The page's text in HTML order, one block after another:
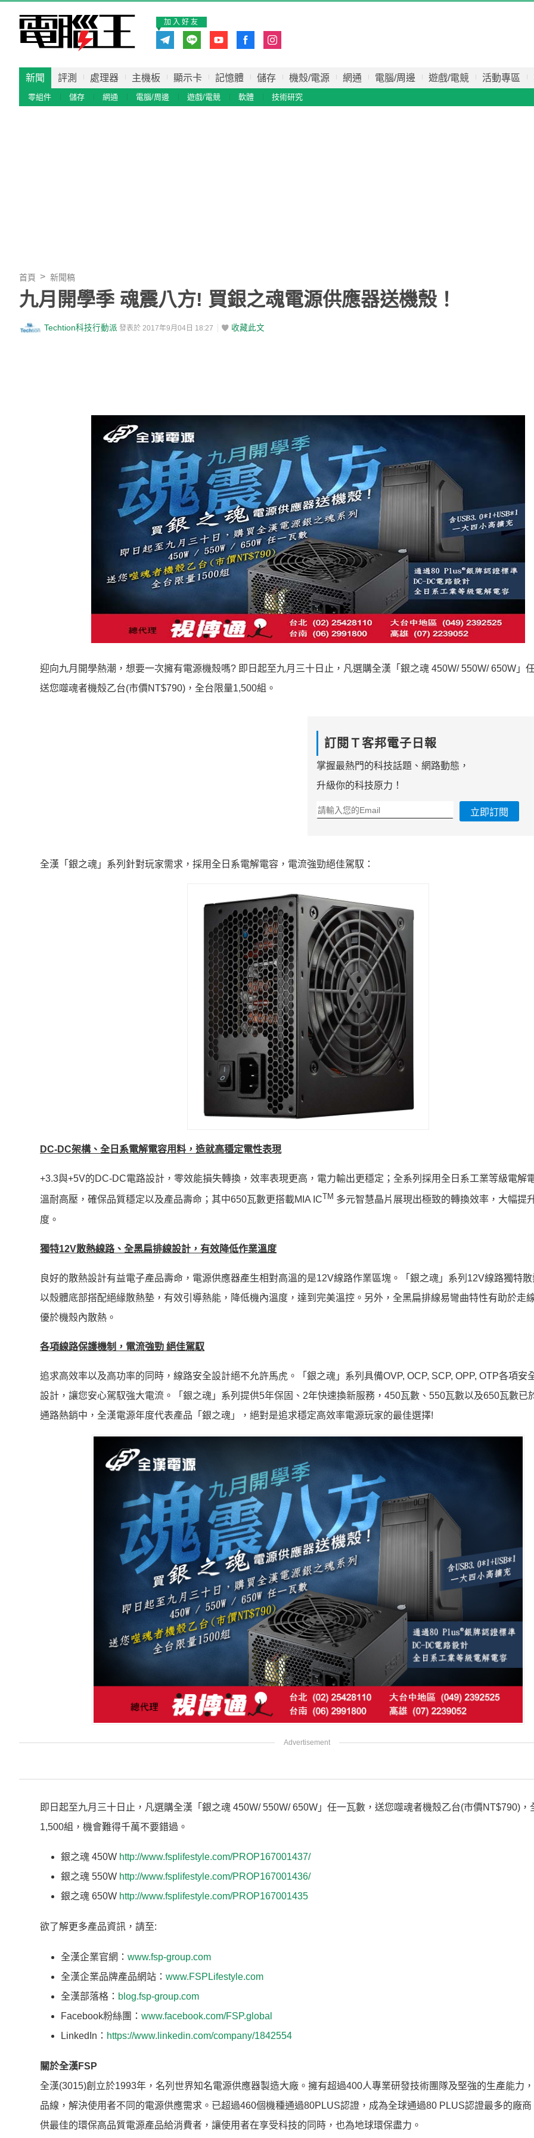
加入好友
新聞 評測 處理器 主機板 顯示卡 記憶體 儲存 機殼/電源 網通 電腦/周邊 遊戲/電競 活動專區
零組件 儲存 網通 電腦/周邊 遊戲/電競 軟體 技術研究
首頁 新聞稿
九月開學季 魂震八方! 買銀之魂電源供應器送機殼！
Techtion科技行動派 發表於 2017年9月04日 18:27 收藏此文
迎向九月開學熱潮，想要一次擁有電源機殼嗎? 即日起至九月三十日止，凡選購全漢「銀之魂 450W/ 550W/ 650W」
送您噬魂者機殼乙台(市價NT$790)，全台限量1,500組。
訂閱Ｔ客邦電子日報
掌握最熱門的科技話題、網路動態，
升級你的科技原力！
立即訂閱
全漢「銀之魂」系列針對玩家需求，採用全日系電解電容，電流強勁絕佳駕馭：
DC-DC架構、全日系電解電容用料，造就高穩定電性表現
+3.3與+5V的DC-DC電路設計，零效能損失轉換，效率表現更高，電力輸出更穩定；全系列採用全日系工業等級電解
溫耐高壓，確保品質穩定以及產品壽命；其中650瓦數更搭載MIA ICTM 多元智慧晶片展現出極致的轉換效率，大幅提
度。
獨特12V散熱線路、全黑扁排線設計，有效降低作業溫度
良好的散熱設計有益電子產品壽命，電源供應器產生相對高溫的是12V線路作業區塊。「銀之魂」系列12V線路獨特散
以殼體底部搭配絕緣散熱墊，有效引導熱能，降低機內溫度，達到完美溫控。另外，全黑扁排線易彎曲特性有助於走
優於機殼內散熱。
各項線路保護機制，電流強勁 絕佳駕馭
追求高效率以及高功率的同時，線路安全設計絕不允許馬虎。「銀之魂」系列具備OVP, OCP, SCP, OPP, OTP各項安
設計，讓您安心駕馭強大電流。「銀之魂」系列提供5年保固、2年快速換新服務，450瓦數、550瓦數以及650瓦數已
通路熱銷中，全漢電源年度代表產品「銀之魂」，絕對是追求穩定高效率電源玩家的最佳選擇!
即日起至九月三十日止，凡選購全漢「銀之魂 450W/ 550W/ 650W」任一瓦數，送您噬魂者機殼乙台(市價NT$790)，
1,500組，機會難得千萬不要錯過。
銀之魂 450W http://www.fsplifestyle.com/PROP167001437/
銀之魂 550W http://www.fsplifestyle.com/PROP167001436/
銀之魂 650W http://www.fsplifestyle.com/PROP167001435
欲了解更多產品資訊，請至:
全漢企業官網： www.fsp-group.com
全漢企業品牌產品網站： www.FSPLifestyle.com
全漢部落格： blog.fsp-group.com
Facebook粉絲團： www.facebook.com/FSP.global
LinkedIn： https://www.linkedin.com/company/1842554
關於全漢FSP
全漢(3015)創立於1993年，名列世界知名電源供應器製造大廠。擁有超過400人專業研發技術團隊及堅強的生產能力
品線，解決使用者不同的電源供應需求。已超過460個機種通過80PLUS認證，成為全球通過80 PLUS認證最多的廠商
供最佳的環保高品質電源產品給消費者，讓使用者在享受科技的同時，也為地球環保盡力。